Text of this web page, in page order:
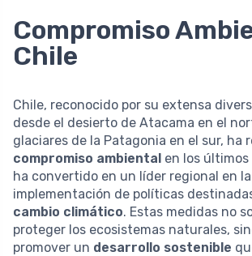
Compromiso
Chile
Chile, reconocido por su extensa
desde el desierto de Atacama en el
glaciares de la Patagonia en el sur, ha
compromiso ambiental en los últimos
ha convertido en un líder regional en la
implementación de políticas
cambio climático. Estas medidas no
proteger los ecosistemas naturales,
promover un desarrollo sostenible